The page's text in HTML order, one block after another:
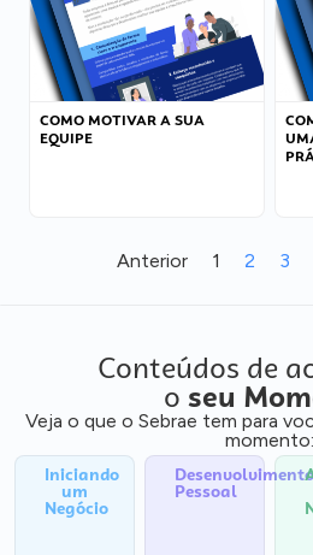
COMO MOTIVAR A SUA
EQUIPE
Anterior 1 2 3
Conteúdos de
o seu
Veja o que o Sebrae tem para
momento:
Iniciando
um
Negócio
Desenvolvimento
Pessoal